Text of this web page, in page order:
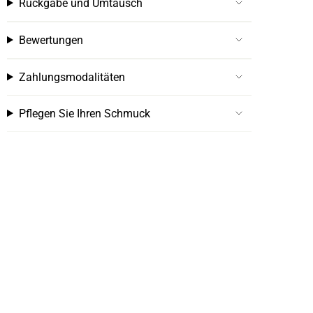
Rückgabe und Umtausch
Bewertungen
Zahlungsmodalitäten
Pflegen Sie Ihren Schmuck